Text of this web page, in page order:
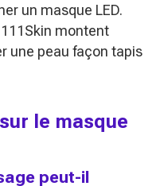
un masque LED.
montent
une peau façon tapis
le masque
peut-il